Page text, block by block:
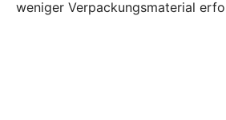
weniger Verpackungsmaterial